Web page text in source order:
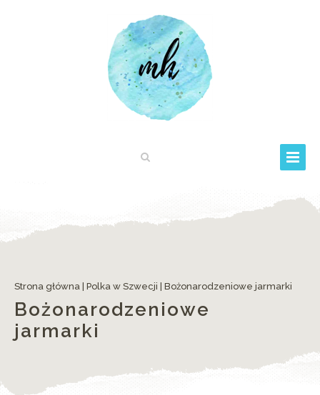
Strona główna Polka w Szwecji Bożonarodzeniowe jarmarki
Bożonarodzeniowe
jarmarki